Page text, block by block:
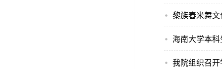
黎族舂米舞
海南大学本
我院组织召